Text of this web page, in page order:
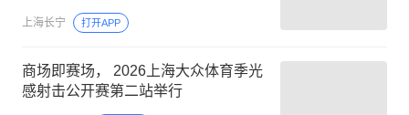
上海长宁 打开APP
商场即赛场， 2026上海大众体育季光
感射击公开赛第二站举行